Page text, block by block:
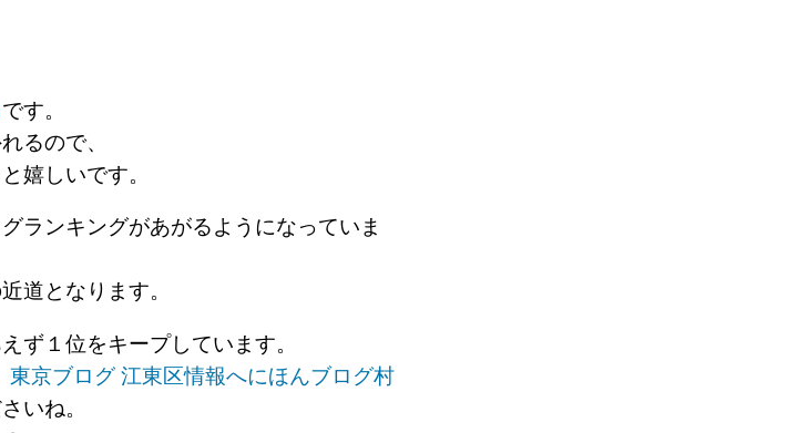
です。
るので、
嬉しいです。
ランキングがあがるようになっていま
道となります。
ず１位をキープしています。
にほんブログ村
いね。